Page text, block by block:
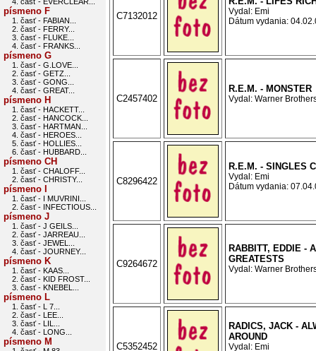
písmeno F
1. časť - FABIAN...
2. časť - FERRY...
3. časť - FLUKE...
4. časť - FRANKS...
písmeno G
1. časť - G.LOVE...
2. časť - GETZ...
3. časť - GONG...
4. časť - GREAT...
písmeno H
1. časť - HACKETT...
2. časť - HANCOCK...
3. časť - HARTMAN...
4. časť - HEROES...
5. časť - HOLLIES...
6. časť - HUBBARD...
písmeno CH
1. časť - CHALOFF...
2. časť - CHRISTY...
písmeno I
1. časť - I MUVRINI...
2. časť - INFECTIOUS...
písmeno J
1. časť - J GEILS...
2. časť - JARREAU...
3. časť - JEWEL...
4. časť - JOURNEY...
písmeno K
1. časť - KAAS...
2. časť - KID FROST...
3. časť - KNEBEL...
písmeno L
1. časť - L 7...
2. časť - LEE...
3. časť - LIL...
4. časť - LONG...
písmeno M
C7132012
Vydal: Emi
Dátum vydania:
C2457402
R.E.M. - MONSTER
Vydal: Warner
C8296422
R.E.M. - SINGLES
Vydal: Emi
Dátum vydania:
C9264672
RABBITT, EDDIE -
GREATESTS
Vydal: Warner
C5352452
RADICS, JACK -
AROUND
Vydal: Emi